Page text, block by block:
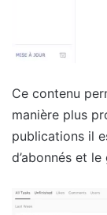
Ce contenu
manière plus
publications il
d’abonnés et